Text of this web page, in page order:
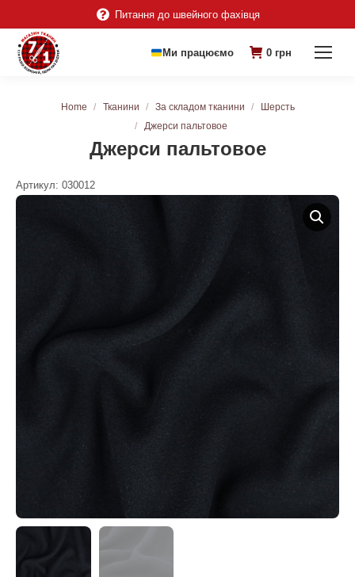
Питання до швейного фахівця
Ми працюємо 0 грн
Джерси пальтовое
You are here:
Home Тканини За складом тканини
Шерсть
Джерси пальтовое
Артикул: 030012